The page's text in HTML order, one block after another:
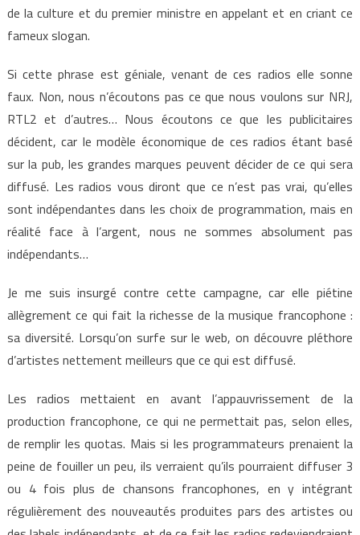
de la culture et du premier ministre en appelant et en criant ce
fameux slogan.
Si cette phrase est géniale, venant de ces radios elle sonne
faux. Non, nous n’écoutons pas ce que nous voulons sur NRJ,
RTL2 et d’autres… Nous écoutons ce que les publicitaires
décident, car le modèle économique de ces radios étant basé
sur la pub, les grandes marques peuvent décider de ce qui sera
diffusé. Les radios vous diront que ce n’est pas vrai, qu’elles
sont indépendantes dans les choix de programmation, mais en
réalité face à l’argent, nous ne sommes absolument pas
indépendants…
Je me suis insurgé contre cette campagne, car elle piétine
allègrement ce qui fait la richesse de la musique francophone :
sa diversité. Lorsqu’on surfe sur le web, on découvre pléthore
d’artistes nettement meilleurs que ce qui est diffusé.
Les radios mettaient en avant l’appauvrissement de la
production francophone, ce qui ne permettait pas, selon elles,
de remplir les quotas. Mais si les programmateurs prenaient la
peine de fouiller un peu, ils verraient qu’ils pourraient diffuser 3
ou 4 fois plus de chansons francophones, en y intégrant
régulièrement des nouveautés produites pars des artistes ou